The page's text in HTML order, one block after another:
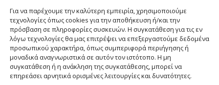
Για να παρέχουμε την καλύτερη εμπειρία, χρησιμοποιούμε
τεχνολογίες όπως cookies για την αποθήκευση ή/και την
πρόσβαση σε πληροφορίες συσκευών. Η συγκατάθεση για τις εν
λόγω τεχνολογίες θα μας επιτρέψει να επεξεργαστούμε δεδομένα
προσωπικού χαρακτήρα, όπως συμπεριφορά περιήγησης ή
μοναδικά αναγνωριστικά σε αυτόν τον ιστότοπο. Η μη
συγκατάθεση ή η ανάκληση της συγκατάθεσης, μπορεί να
επηρεάσει αρνητικά ορισμένες λειτουργίες και δυνατότητες.
Προσωπικά Δεδομένα
Πολιτική Cookies
Δήλωση Προσβασιμότητας